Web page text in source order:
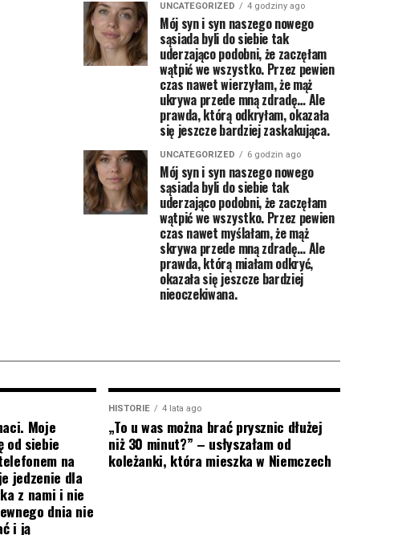
UNCATEGORIZED 4 godziny ago
Mój syn i syn naszego nowego
sąsiada byli do siebie tak
uderzająco podobni, że zaczęłam
wątpić we wszystko. Przez pewien
czas nawet wierzyłam, że mąż
ukrywa przede mną zdradę… Ale
prawda, którą odkryłam, okazała
się jeszcze bardziej zaskakująca.
UNCATEGORIZED 6 godzin ago
Mój syn i syn naszego nowego
sąsiada byli do siebie tak
uderzająco podobni, że zaczęłam
wątpić we wszystko. Przez pewien
czas nawet myślałam, że mąż
skrywa przede mną zdradę… Ale
prawda, którą miałam odkryć,
okazała się jeszcze bardziej
nieoczekiwana.
Moje
od siebie
na
jedzenie dla
z nami i nie
dnia nie
i ją
HISTORIE 4 lata ago
„To u was można brać prysznic dłużej
niż 30 minut?” – usłyszałam od
koleżanki, która mieszka w Niemczech